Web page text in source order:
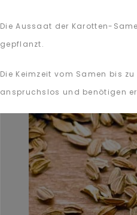
Die Aussaat der Karotten-
gepflanzt.
Die Keimzeit vom Samen bis
anspruchslos und benötigen